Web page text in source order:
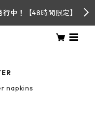
中！ 【48時間限定】
napkins